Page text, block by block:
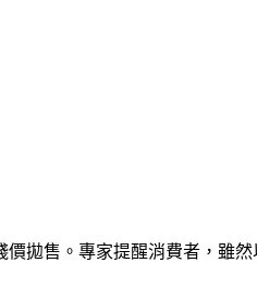
拋售。專家提醒消費者，雖